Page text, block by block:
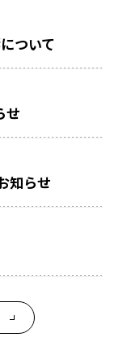
ついて
せ
知らせ